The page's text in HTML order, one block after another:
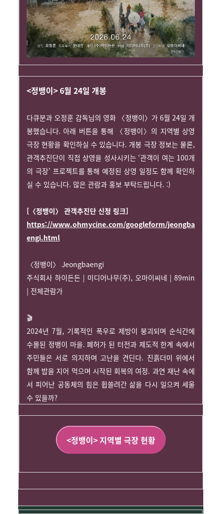
<정뱅이> 6월 24일 개봉
다큐분과 오정훈 감독님의 영화 〈정뱅이〉가 6월 24일 개
봉했습니다. 아래 버튼을 통해 〈정뱅이〉의 지역별 상영
극장 현황을 확인하실 수 있습니다. 개봉 극장 정보는 물론,
관객추진단이 직접 상영을 성사시키는 ‘관객이 여는 100개
의 극장’ 프로젝트를 통해 예정된 상영 일정도 함께 확인하
실 수 있습니다. 많은 관람과 홍보 부탁드립니다. :)
[〈정뱅이〉 관객추진단 신청 링크]
https://www.ohmycine.com/googleform/jeongba
engi.html
〈정뱅이〉 Jeongbaengi
주식회사 하이든든 | 미디어나무(주), 오마이씨네 | 89min
| 전체관람가
🎬
2024년 7월, 기록적인 폭우로 제방이 붕괴되며 순식간에
수몰된 정뱅이 마을. 폐허가 된 터전과 제도적 한계 속에서
주민들은 서로 의지하며 고난을 견딘다. 진흙더미 위에서
함께 밥을 지어 먹으며 시작된 회복의 여정. 과연 재난 속에
서 피어난 공동체의 힘은 휩쓸려간 삶을 다시 일으켜 세울
수 있을까?
<정뱅이> 지역별 극장 현황